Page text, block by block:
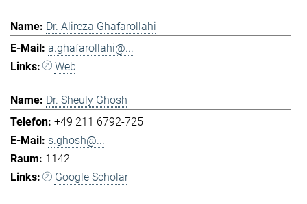
Dr. Alireza Ghafarollahi
a.ghafarollahi@...
Web
Dr. Sheuly Ghosh
+49 211 6792-725
s.ghosh@...
1142
Google Scholar